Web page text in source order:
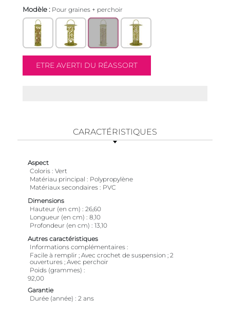
Modèle : Pour graines + perchoir
CARACTÉRISTIQUES
Aspect
Coloris Vert
Matériau principal
Polypropylène
Matériaux secondaires
PVC
Dimensions
Hauteur (en cm)
26,60
Longueur (en cm)
8,10
Profondeur (en cm)
13,10
Autres caractéristiques
Informations complémentaires
Facile à remplir ; Avec crochet de suspension ; 2
ouvertures ; Avec perchoir
Poids (grammes)
92,00
Garantie
Durée (année)
2 ans